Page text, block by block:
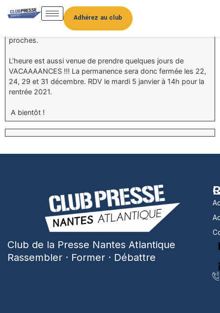
Adhérez au club
La fin de l’année approche… L’heure pour toute l’équipe
du CPNA de vous souhaiter de joyeuses fêtes de fin d’année,
en espérant que vous puissiez profiter pleinement de vos
proches.
L’heure est aussi venue de prendre quelques jours de
VACAAAANCES !!! La permanence sera donc fermée les 22,
24, 29 et 31 décembre. RDV le mardi 5 janvier à 14h pour la
rentrée 2021.
A bientôt !
Club de la Presse Nantes Atlantique
Rassembler · Former · Débattre